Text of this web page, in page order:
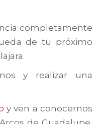
completamente
de tu próximo
y realizar una
y ven a conocernos